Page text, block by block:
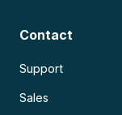
Contact
Support
Sales